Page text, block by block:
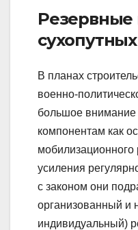
В планах
военно-
большое внимание
компонентам как
усиления
с законом они
организованный и
индивидуальный)